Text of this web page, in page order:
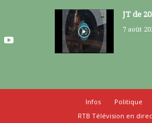
JT de
7 août
Infos Politique
RTB Télévision en